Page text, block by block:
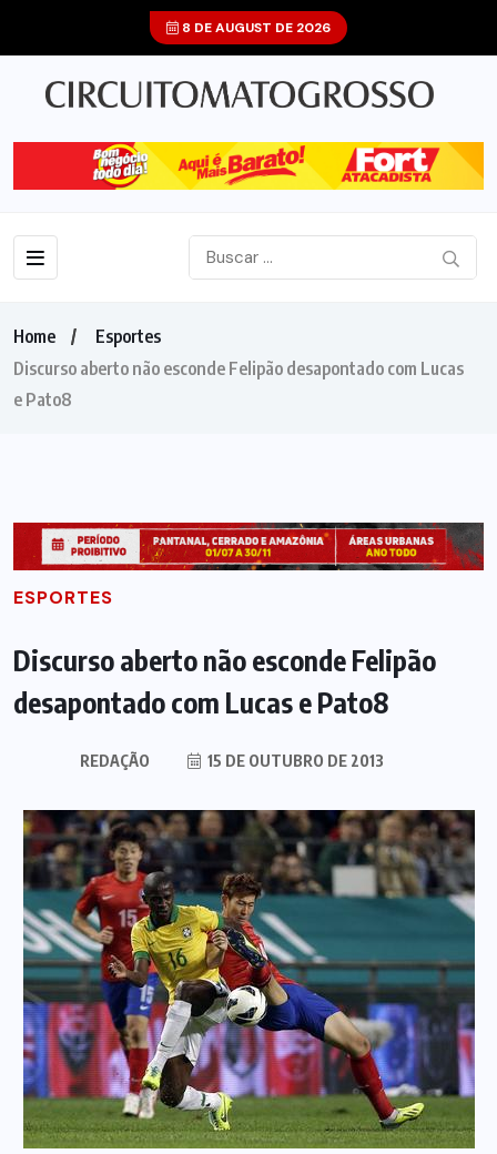
8 DE AUGUST DE 2026
Home
Esportes
Discurso aberto não esconde Felipão desapontado com Lucas
e Pato8
ESPORTES
Discurso aberto não esconde Felipão
desapontado com Lucas e Pato8
REDAÇÃO 15 DE OUTUBRO DE 2013